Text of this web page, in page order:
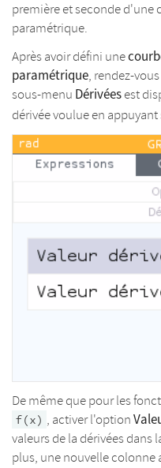
première et seconde d'une
paramétrique.
Après avoir défini une
paramétrique, rendez-
sous-menu Dérivéesest
dérivée voulue en appuyant
De même que pour les
f(x) , activer l'option
valeurs de la dérivées dans
plus, une nouvelle colonne